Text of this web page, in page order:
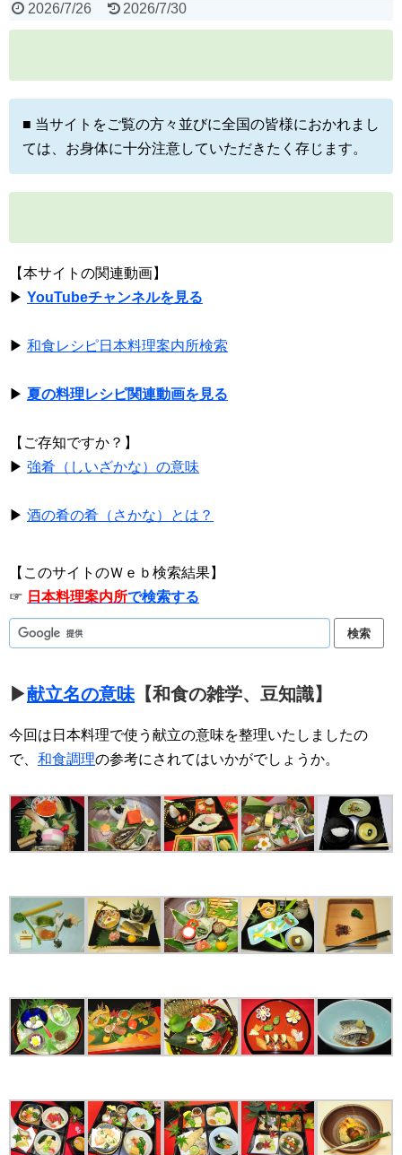
2026/7/26 2026/7/30
■ 当サイトをご覧の方々並びに全国の皆様におかれまし
ては、お身体に十分注意していただきたく存じます。
【本サイトの関連動画】
▶ YouTubeチャンネルを見る
▶ 和食レシピ日本料理案内所検索
▶ 夏の料理レシピ関連動画を見る
【ご存知ですか？】
▶ 強肴（しいざかな）の意味
▶ 酒の肴の肴（さかな）とは？
【このサイトのＷｅｂ検索結果】
☞ 日本料理案内所で検索する
▶献立名の意味 【和食の雑学、豆知識】
今回は日本料理で使う献立の意味を整理いたしましたの
で、 和食調理の参考にされてはいかがでしょうか。